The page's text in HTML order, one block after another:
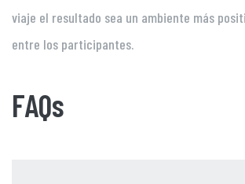
viaje el resultado sea un ambiente más
entre los participantes.
FAQs